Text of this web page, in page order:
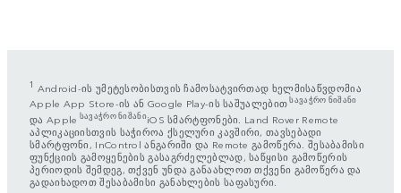
1 Android-ის უმეტესობისთვის ჩამოსატვირთად ხელმისაწვდომია
Apple App Store-ის ან Google Play-ის საშუალებითსავაჭრო ნიშანი
და Apple სავაჭრო ნიშანიiOS სმარტფონები. Land Rover Remote
აპლიკაციისთვის საჭიროა ქსელური კავშირი, თავსებადი
სმარტფონი, InControl ანგარიში და Remote გამოწერა. შესაბამისი
ფუნქციის გამოყენების გასაგრძელებლად, საწყისი გამოწერის
პერიოდის შემდეგ, თქვენ უნდა განაახლოთ თქვენი გამოწერა და
გადაიხადოთ შესაბამისი განახლების საფასური.